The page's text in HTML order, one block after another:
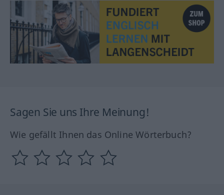
Sagen Sie uns Ihre Meinung!
Wie gefällt Ihnen das Online Wörterbuch?